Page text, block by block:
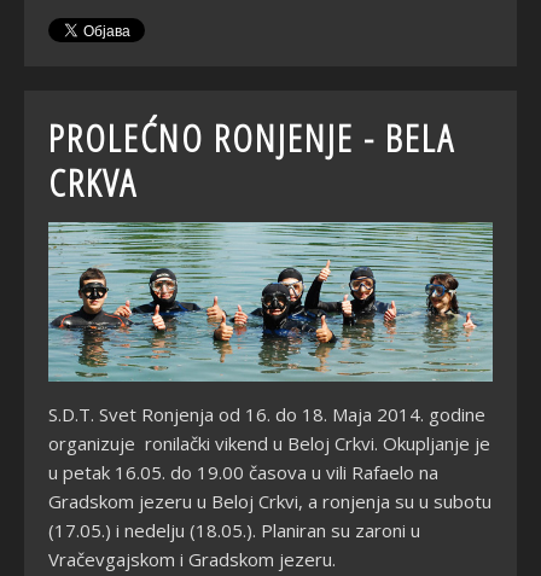
PROLEĆNO RONJENJE - BELA
CRKVA
S.D.T. Svet Ronjenja od 16. do 18. Maja 2014. godine
organizuje ronilački vikend u Beloj Crkvi. Okupljanje je
u petak 16.05. do 19.00 časova u vili Rafaelo na
Gradskom jezeru u Beloj Crkvi, a ronjenja su u subotu
(17.05.) i nedelju (18.05.). Planiran su zaroni u
Vračevgajskom i Gradskom jezeru.